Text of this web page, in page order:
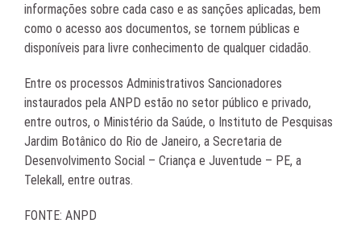
informações sobre cada caso e as sanções aplicadas, bem
como o acesso aos documentos, se tornem públicas e
disponíveis para livre conhecimento de qualquer cidadão.
Entre os processos Administrativos Sancionadores
instaurados pela ANPD estão no setor público e privado,
entre outros, o Ministério da Saúde, o Instituto de Pesquisas
Jardim Botânico do Rio de Janeiro, a Secretaria de
Desenvolvimento Social – Criança e Juventude – PE, a
Telekall, entre outras.
FONTE: ANPD